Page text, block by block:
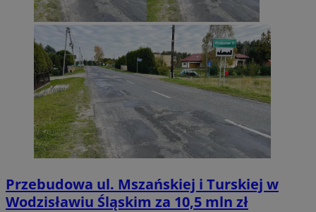
Przebudowa ul. Mszańskiej i Turskiej w
Wodzisławiu Śląskim za 10,5 mln zł